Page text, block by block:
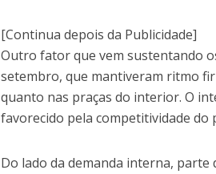
[Continua depois da Publicidade]
Outro fator que vem sustentando
setembro, que mantiveram ritmo
quanto nas praças do interior. O
favorecido pela competitividade
Do lado da demanda interna,